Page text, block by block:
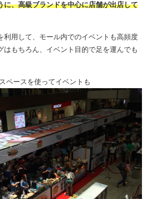
に、高級ブランドを中心に店舗が出店して
利用して、モール内でのイベントも高頻度
はもちろん、イベント目的で足を運んでも
ペースを使ってイベントも